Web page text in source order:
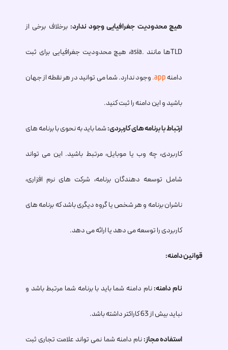
هیچ محدودیت جغرافیایی وجود ندارد: برخلاف برخی از
TLDها مانند .asia، هیچ محدودیت جغرافیایی برای ثبت
دامنه.appوجود ندارد. شما می توانید در هر نقطه از جهان
باشید و این دامنه را ثبت کنید.
ارتباط با برنامه های کاربردی:شما باید به نحوی با برنامه های
کاربردی، چه وب یا موبایل، مرتبط باشید. این می تواند
شامل توسعه دهندگان برنامه، شرکت های نرم افزاری،
ناشران برنامه و هر شخص یا گروه دیگری باشد که برنامه های
کاربردی را توسعه می دهد یا ارائه می دهد.
قوانین دامنه:
نام دامنه:نام دامنه شما باید با برنامه شما مرتبط باشد و
نباید بیش از 63 کاراکتر داشته باشد.
استفاده مجاز:نام دامنه شما نمی تواند علامت تجاری ثبت